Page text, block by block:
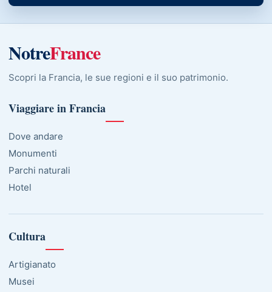
NotreFrance
Scopri la Francia, le sue regioni e il suo patrimonio.
Viaggiare in Francia
Dove andare
Monumenti
Parchi naturali
Hotel
Cultura
Artigianato
Musei